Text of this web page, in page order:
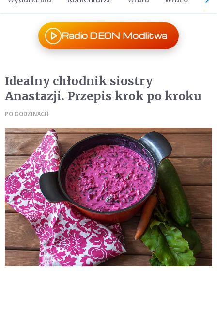
Radio DEON Modlitwa
Idealny chłodnik siostry
Anastazji. Przepis krok po kroku
PO GODZINACH